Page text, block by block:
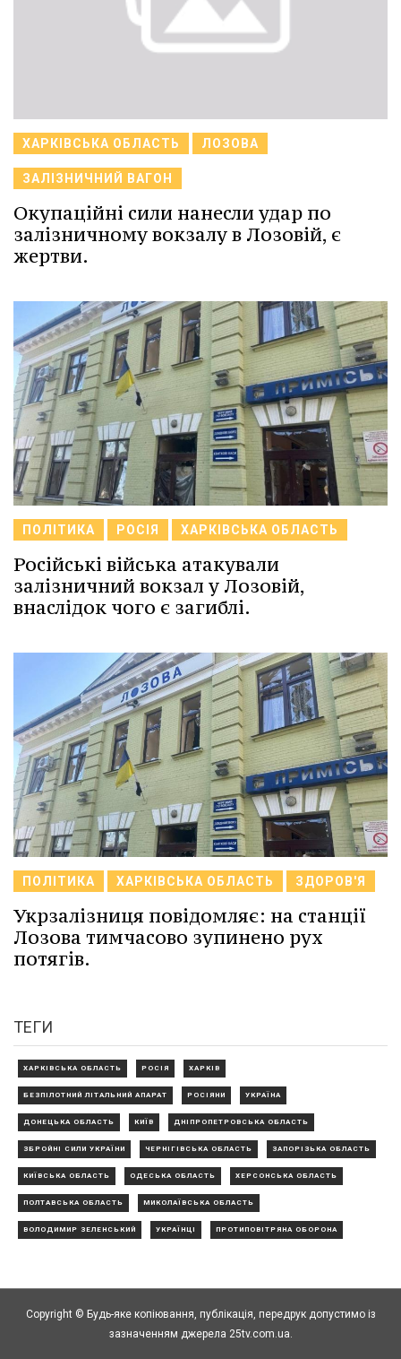
ХАРКІВСЬКА ОБЛАСТЬ ЛОЗОВА
ЗАЛІЗНИЧНИЙ ВАГОН
Окупаційні сили нанесли удар по
залізничному вокзалу в Лозовій, є
жертви.
ПОЛІТИКА РОСІЯ ХАРКІВСЬКА ОБЛАСТЬ
Російські війська атакували
залізничний вокзал у Лозовій,
внаслідок чого є загиблі.
ПОЛІТИКА ХАРКІВСЬКА ОБЛАСТЬ ЗДОРОВ'Я
Укрзалізниця повідомляє: на станції
Лозова тимчасово зупинено рух
потягів.
ТЕГИ
ХАРКІВСЬКА ОБЛАСТЬ РОСІЯ ХАРКІВ
БЕЗПІЛОТНИЙ ЛІТАЛЬНИЙ АПАРАТ РОСІЯНИ УКРАЇНА
ДОНЕЦЬКА ОБЛАСТЬ КИЇВ ДНІПРОПЕТРОВСЬКА ОБЛАСТЬ
ЗБРОЙНІ СИЛИ УКРАЇНИ ЧЕРНІГІВСЬКА ОБЛАСТЬ ЗАПОРІЗЬКА ОБЛАСТЬ
КИЇВСЬКА ОБЛАСТЬ ОДЕСЬКА ОБЛАСТЬ ХЕРСОНСЬКА ОБЛАСТЬ
ПОЛТАВСЬКА ОБЛАСТЬ МИКОЛАЇВСЬКА ОБЛАСТЬ
ВОЛОДИМИР ЗЕЛЕНСЬКИЙ УКРАЇНЦІ ПРОТИПОВІТРЯНА ОБОРОНА
Copyright © Будь-яке копiювання, публiкацiя, передрук допустимо із
зазначенням джерела 25tv.com.ua.